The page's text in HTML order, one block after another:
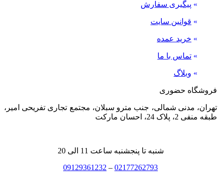
» پیگیری سفارش
» قوانین سایت
» خرید عمده
» تماس با ما
» وبلاگ
فروشگاه حضوری
تهران، مدنی شمالی، جنب مترو سبلان، مجتمع تجاری تفریحی امیر،
طبقه منفی 2، پلاک 24، احسان مارکت
شنبه تا پنجشنبه ساعت 11 الی 20
02177262793
–
09129361232